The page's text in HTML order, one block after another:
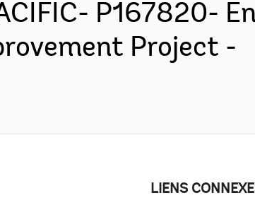
P167820-
Project -
LIENS